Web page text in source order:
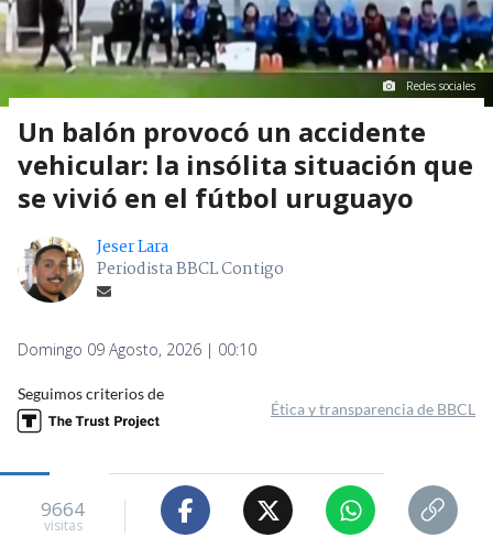
Redes sociales
Un balón provocó un accidente
vehicular: la insólita situación que
se vivió en el fútbol uruguayo
Jeser Lara
Periodista BBCL Contigo
Domingo 09 Agosto, 2026 | 00:10
Seguimos criterios de
Ética y transparencia de BBCL
9664
visitas